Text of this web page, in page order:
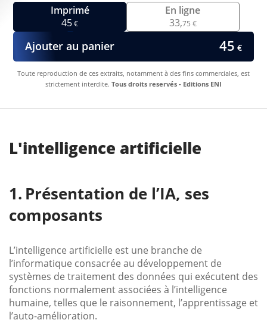
Imprimé
45€
En ligne
33,75 €
Ajouter au panier 45 €
Toute reproduction de ces extraits, notamment à des fins commerciales, est
strictement interdite. Tous droits reservés - Editions ENI
L'intelligence artificielle
Présentation de l’IA, ses
composants
L’intelligence artificielle est une branche de
l’informatique consacrée au développement de
systèmes de traitement des données qui exécutent des
fonctions normalement associées à l’intelligence
humaine, telles que le raisonnement, l’apprentissage et
l’auto-amélioration.